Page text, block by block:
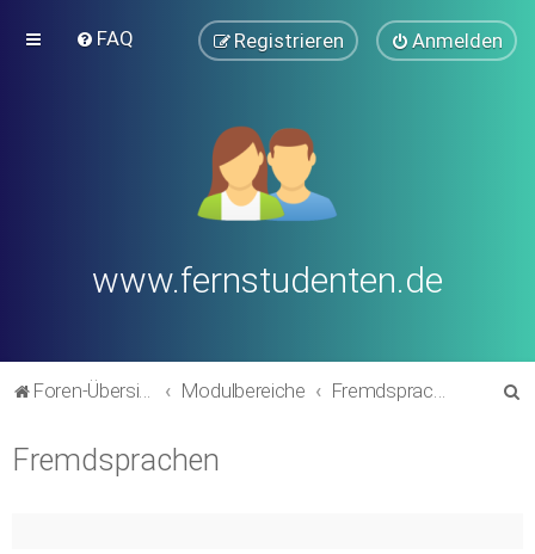
FAQ Anmelden
Registrieren
www.fernstudenten.de
Foren-Übersicht Modulbereiche Fremdsprachen
Fremdsprachen